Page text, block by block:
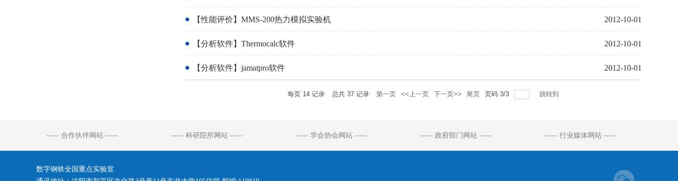
2012-10-01
【性能评价】MMS-200热力模拟实验机
2012-10-01
【分析软件】Thermocalc软件
2012-10-01
【分析软件】jamatpro软件
每页 14 记录 总共 37 记录 第一页 <<上一页 下一页>> 尾页 页码 3/3 跳转到
----- 合作伙伴网站 ----- ----- 科研院所网站 ----- ----- 学会协会网站 ----- ----- 政府部门网站 ----- ----- 行业媒体网站 -----
数字钢铁全国重点实验室